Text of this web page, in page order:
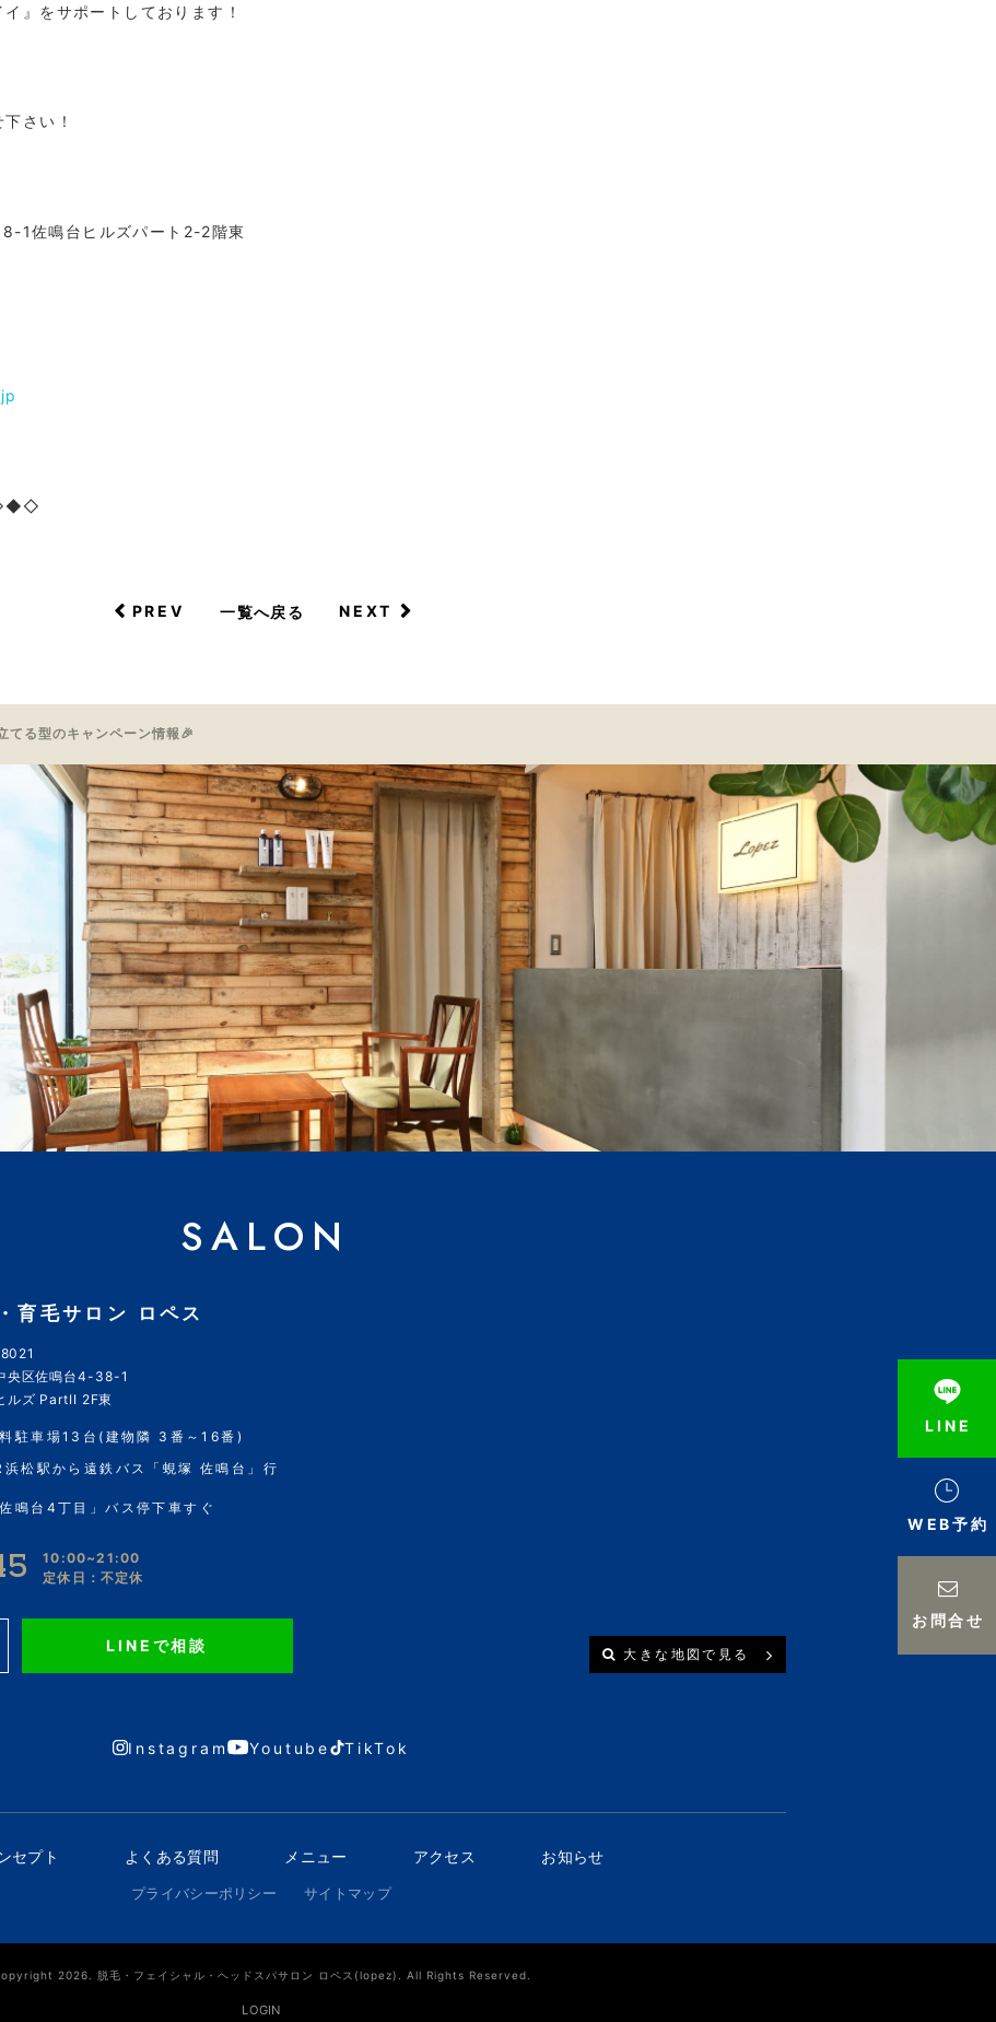
』をサポートしております！
さい！
1佐鳴台ヒルズパート 2-2階東
PREV 一覧へ戻る NEXT
てる型のキャンペーン情報🎉
LINE
WEB予約
お問合せ
SALON
育毛サロン ロペス
央区佐鳴台4-38-1
ルズ PartII 2F東
駐車場13台(建物隣 3番～16番)
浜松駅から遠鉄バス「蜆塚 佐鳴台」行
佐鳴台4丁目」バス停下車すぐ
10:00~21:00
定休日：不定休
LINEで相談 大きな地図で見る
Instagram Youtube TikTok
セプト よくある質問 メニュー アクセス お知らせ
プライバシーポリシー サイトマップ
2026. 脱毛・フェイシャル・ヘッドスパサロン ロペス(lopez). All Rights Reserved.
LOGIN